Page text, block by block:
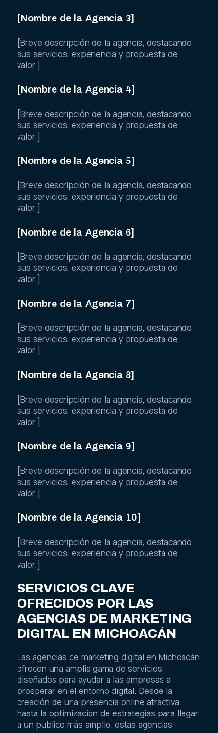
[Nombre de la Agencia 3]
[Breve descripción de la agencia, destacando
sus servicios, experiencia y propuesta de
valor.]
[Nombre de la Agencia 4]
[Breve descripción de la agencia, destacando
sus servicios, experiencia y propuesta de
valor.]
[Nombre de la Agencia 5]
[Breve descripción de la agencia, destacando
sus servicios, experiencia y propuesta de
valor.]
[Nombre de la Agencia 6]
[Breve descripción de la agencia, destacando
sus servicios, experiencia y propuesta de
valor.]
[Nombre de la Agencia 7]
[Breve descripción de la agencia, destacando
sus servicios, experiencia y propuesta de
valor.]
[Nombre de la Agencia 8]
[Breve descripción de la agencia, destacando
sus servicios, experiencia y propuesta de
valor.]
[Nombre de la Agencia 9]
[Breve descripción de la agencia, destacando
sus servicios, experiencia y propuesta de
valor.]
[Nombre de la Agencia 10]
[Breve descripción de la agencia, destacando
sus servicios, experiencia y propuesta de
valor.]
SERVICIOS CLAVE
OFRECIDOS POR LAS
AGENCIAS DE MARKETING
DIGITAL EN MICHOACÁN
Las agencias de marketing digital en Michoacán
ofrecen una amplia gama de servicios
diseñados para ayudar a las empresas a
prosperar en el entorno digital. Desde la
creación de una presencia online atractiva
hasta la optimización de estrategias para llegar
a un público más amplio, estas agencias